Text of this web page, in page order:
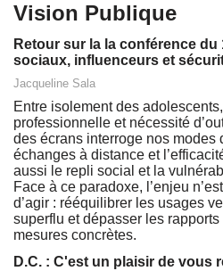
Vision Publique
Retour sur la la conférence
sociaux, influenceurs et
Jacqueline Sala
Entre isolement des
professionnelle et nécessité
des écrans interroge nos modes
échanges à distance et
aussi le repli social et la
Face à ce paradoxe, l’enjeu
d’agir : rééquilibrer les usages
superflu et dépasser les
mesures concrètes.
D.C. : C'est un plaisir de vous